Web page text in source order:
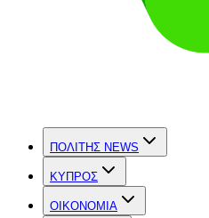
ΠΟΛΙΤΗΣ NEWS
ΚΥΠΡΟΣ
OIKONOMIA